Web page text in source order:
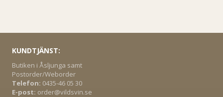
KUNDTJÄNST:
Butiken i Åsljunga samt
Postorder/Weborder
Telefon: 0435-46 05 30
E-post: order@vildsvin.se